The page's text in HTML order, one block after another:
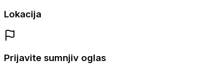
Lokacija
Prijavite sumnjiv oglas